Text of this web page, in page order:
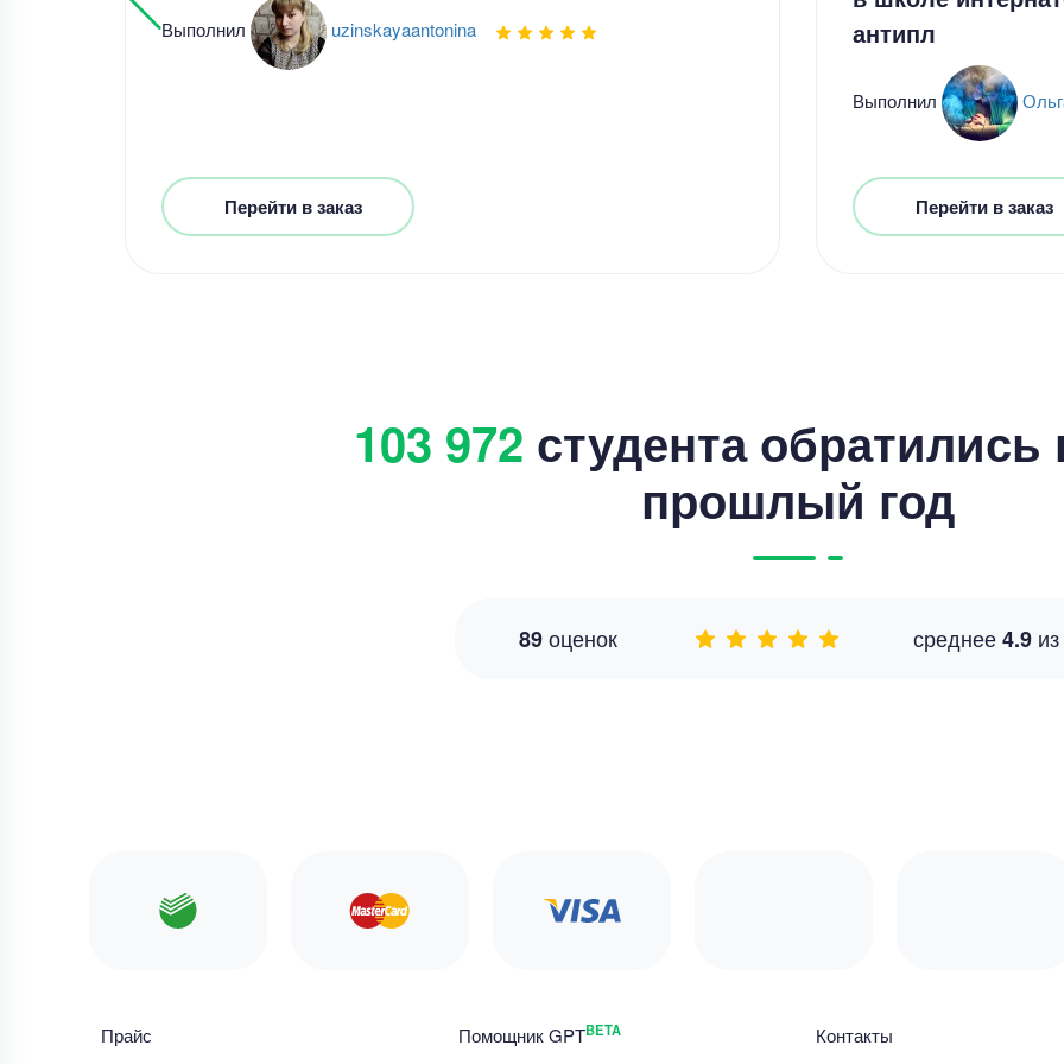
Выполнил uzinskayaantonina
Перейти в заказ
антипл
Выполнил
Перейти в заказ
103 972 студента обратились
прошлый год
89оценок среднее4.9 из
Прайс Помощник GPTBETA Контакты